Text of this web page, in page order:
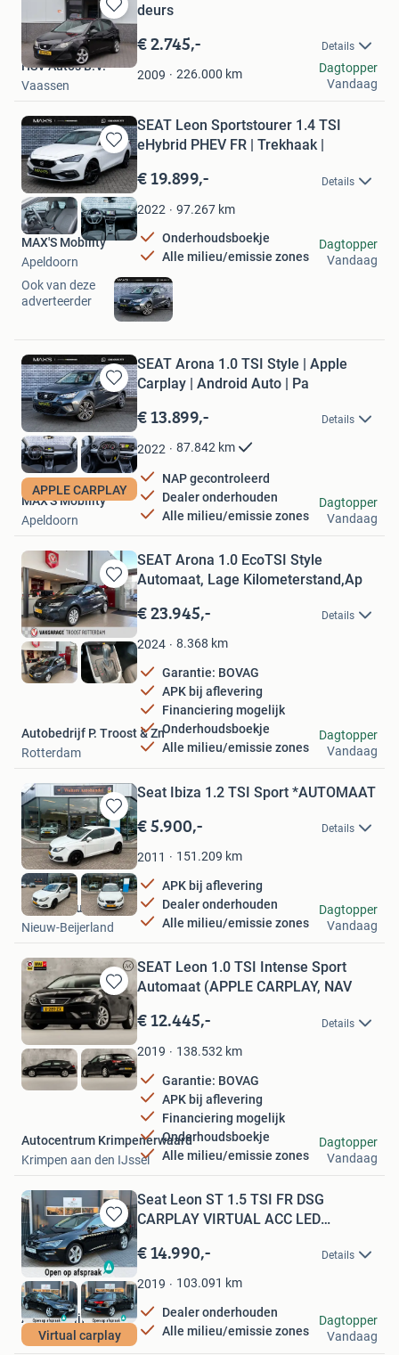
Bewaren
in
Mijn
Favorieten
deurs
€ 2.745,- Details
2009 226.000 km
HSV Auto's B.V.
Vaassen
Dagtopper
Vandaag
Bewaren
in
Mijn
Favorieten
SEAT Leon Sportstourer 1.4 TSI
eHybrid PHEV FR | Trekhaak |
€ 19.899,- Details
2022 97.267 km
Onderhoudsboekje
Alle milieu/emissie zones
MAX'S Mobility
Apeldoorn
Dagtopper
Vandaag
Ook van deze
adverteerder
Bewaren
in
Mijn
Favorieten
APPLE CARPLAY
SEAT Arona 1.0 TSI Style | Apple
Carplay | Android Auto | Pa
€ 13.899,- Details
2022 87.842 km
NAP gecontroleerd
Dealer onderhouden
Alle milieu/emissie zones
MAX'S Mobility
Apeldoorn
Dagtopper
Vandaag
Bewaren
in
Mijn
Favorieten
SEAT Arona 1.0 EcoTSI Style
Automaat, Lage Kilometerstand,Ap
€ 23.945,- Details
2024 8.368 km
Garantie: BOVAG
APK bij aflevering
Financiering mogelijk
Onderhoudsboekje
Alle milieu/emissie zones
Autobedrijf P. Troost & Zn
Rotterdam
Dagtopper
Vandaag
Bewaren
in
Mijn
Favorieten
Seat Ibiza 1.2 TSI Sport *AUTOMAAT
€ 5.900,- Details
2011 151.209 km
APK bij aflevering
Dealer onderhouden
Alle milieu/emissie zones
Wolters Autohandel
Nieuw-Beijerland
Dagtopper
Vandaag
Bewaren
in
Mijn
Favorieten
SEAT Leon 1.0 TSI Intense Sport
Automaat (APPLE CARPLAY, NAV
€ 12.445,- Details
2019 138.532 km
Garantie: BOVAG
APK bij aflevering
Financiering mogelijk
Onderhoudsboekje
Alle milieu/emissie zones
Autocentrum Krimpenerwaard
Krimpen aan den IJssel
Dagtopper
Vandaag
Bewaren
in
Mijn
Favorieten
Virtual carplay
Seat Leon ST 1.5 TSI FR DSG
CARPLAY VIRTUAL ACC LED
€ 14.990,- Details
2019 103.091 km
Dealer onderhouden
Alle milieu/emissie zones
Autobedrijf S.A.E.
Dordrecht
Dagtopper
Vandaag